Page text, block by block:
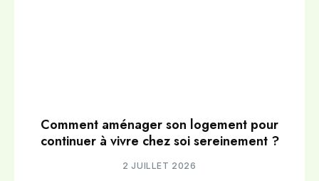
Comment aménager son logement pour
continuer à vivre chez soi sereinement ?
2 JUILLET 2026